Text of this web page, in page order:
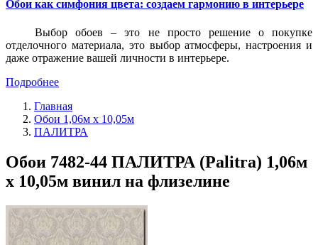
Обои как симфония цвета: создаем гармонию в интерьере
Выбор обоев – это не просто решение о покупке
отделочного материала, это выбор атмосферы, настроения и
даже отражение вашей личности в интерьере.
Подробнее
Главная
Обои 1,06м х 10,05м
ПАЛИТРА
Обои 7482-44 ПАЛИТРА (Palitra) 1,06м
х 10,05м винил на флизелине